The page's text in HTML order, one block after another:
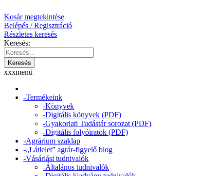
Kosár megtekintése
Belépés / Regisztráció
Részletes keresés
Keresés:
xxxmenü
-Termékeink
-Könyvek
-Digitális könyvek (PDF)
-Gyakorlati Tudástár sorozat (PDF)
-Digitális folyóiratok (PDF)
-Agrárium szaklap
-„Látlelet” agrár-figyelő blog
-Vásárlási tudnivalók
-Általános tudnivalók